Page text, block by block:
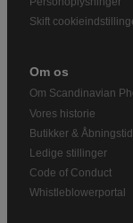
Skift
Om os
Om Scandinavian
Vores historie
Butikker &
Ledige stillinger
Code of Conduct
Whistleblowerportal